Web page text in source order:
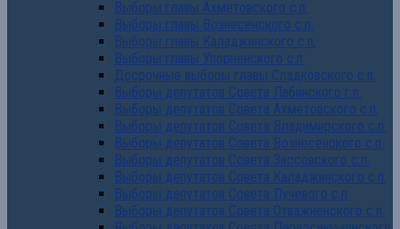
Выборы главы Ахметовского с.п.
Выборы главы Вознесенского с.п.
Выборы главы Каладжинского с.п.
Выборы главы Упорненского с.п.
Досрочные выборы главы Сладковского с.п.
Выборы депутатов Совета Лабинского г.п.
Выборы депутатов Совета Ахметовского с.п.
Выборы депутатов Совета Владимирского с.п.
Выборы депутатов Совета Вознесенского с.п.
Выборы депутатов Совета Зассовского с.п.
Выборы депутатов Совета Каладжинского с.п.
Выборы депутатов Совета Лучевого с.п.
Выборы депутатов Совета Отважненского с.п.